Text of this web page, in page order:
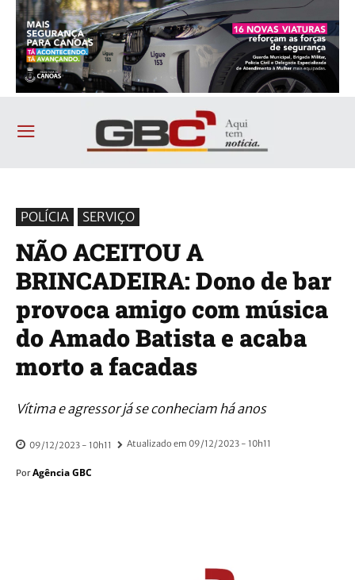
POLÍCIA SERVIÇO
NÃO ACEITOU A
BRINCADEIRA: Dono de bar
provoca amigo com música
do Amado Batista e acaba
morto a facadas
Vítima e agressor já se conheciam há anos
09/12/2023 - 10h11 Atualizado em 09/12/2023 - 10h11
Por Agência GBC